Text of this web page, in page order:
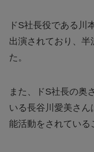
ドS社長役である川
出演されており、半
た。
また、ドS社長の奥
いる長谷川愛美さ
能活動をされている